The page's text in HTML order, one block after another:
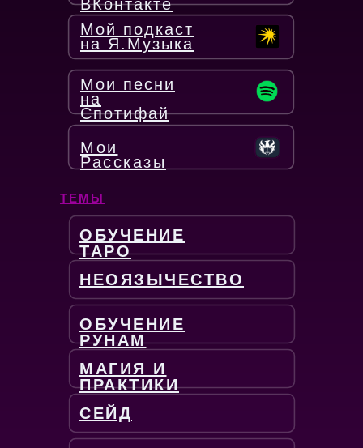
ОБУЧЕНИЕ
ТАРО
ОБУЧЕНИЕ
РУНАМ
НЕОЯЗЫЧЕСТВО
МАГИЯ И
ПРАКТИКИ
ТЕМЫ
СЕЙД
Мой подкаст
на Я.Музыка
Мои песни
на
Спотифай
Мои
Рассказы
ВКонтакте